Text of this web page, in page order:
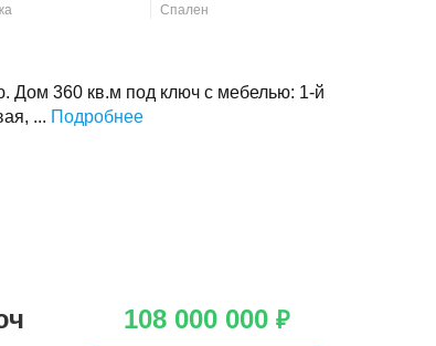
Спален
Дом 360 кв.м под ключ с мебелью: 1-й
... Подробнее
108 000 000 ₽